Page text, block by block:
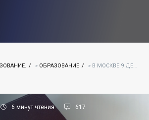
» ОБРАЗОВАНИЕ » В МОСКВЕ 9 ДЕКАБРЯ ПРОЙДЕТ ВСЕРОССИЙСКИЙ ПРАВОВОЙ ДИКТАНТ - «ОБРАЗОВАНИЕ»
6 минут чтения 617